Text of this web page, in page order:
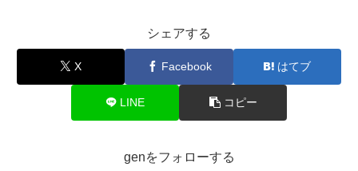
シェアする
X Facebook はてブ
LINE コピー
genをフォローする